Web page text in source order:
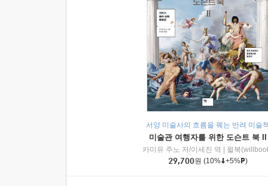
서양 미술사의 흐름을 꿰는 반려 미술
미술관 여행자를 위한 도슨트 북 II
카미유 주노 저/이세진 역
윌북
29,700원 (10% +5% )